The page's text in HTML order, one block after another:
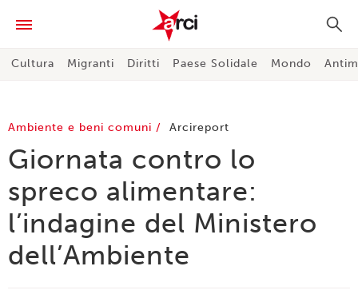
Cultura Migranti Diritti Paese Solidale Mondo
Ambiente e beni comuni Arcireport
Giornata contro lo
spreco alimentare:
l’indagine del Ministero
dell’Ambiente